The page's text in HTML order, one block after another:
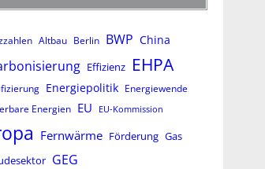
Altbau Berlin BWP China
Effizienz EHPA
Energiepolitik Energiewende
Energien EU EU-Kommission
Fernwärme Förderung Gas
GEG